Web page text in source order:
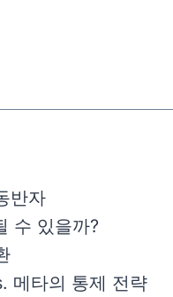
반자
수 있을까?
메타의 통제 전략